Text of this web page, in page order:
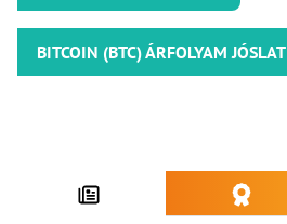
BITCOIN (BTC) ÁRFOLYAM JÓSLAT